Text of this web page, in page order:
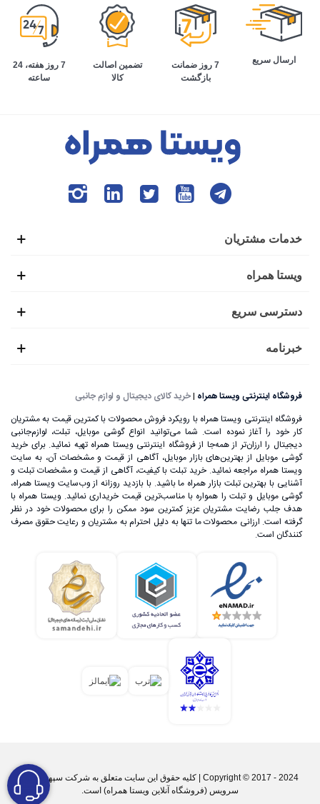
ارسال سریع
7 روز ضمانت
بازگشت
تضمین اصالت
کالا
7 روز هفته، 24
ساعته
خدمات مشتریان
ویستا همراه
دسترسی سریع
خبرنامه
فروشگاه اینترنتی ویستا همراه |خرید کالای دیجیتال و لوازم جانبی
فروشگاه اینترنتی ویستا همراه با رویکرد فروش محصولات با کمترین قیمت به مشتریان
کار خود را آغاز نموده است. شما می‌توانید انواع گوشی موبایل، تبلت، لوازم‌جانبی
دیجیتال را ارزان‌تر از همه‌جا از فروشگاه اینترنتی ویستا همراه تهیه نمائید. برای خرید
گوشی موبایل از بهترین‌های بازار موبایل، آگاهی از قیمت و مشخصات آن، به ‌سایت
ویستا همراه مراجعه نمائید. خرید تبلت با کیفیت، آگاهی از قیمت و مشخصات تبلت و
آشنایی با بهترین تبلت بازار همراه ما باشید. با بازدید روزانه از وب‌سایت ویستا همراه،
گوشی موبایل و تبلت را همواره با مناسب‌ترین قیمت خریداری نمائید. ویستا همراه با
هدف جلب رضایت مشتریان عزیز کمترین سود ممکن را برای محصولات خود در نظر
گرفته است. ارزانی محصولات ما تنها به دلیل احترام به مشتریان و رعایت حقوق مصرف
کنندگان است.
Copyright © 2017 - 2024 | کليه حقوق اين سايت متعلق به شرکت سپهر پارس
سرویس (فروشگاه آنلاین ویستا همراه) است.